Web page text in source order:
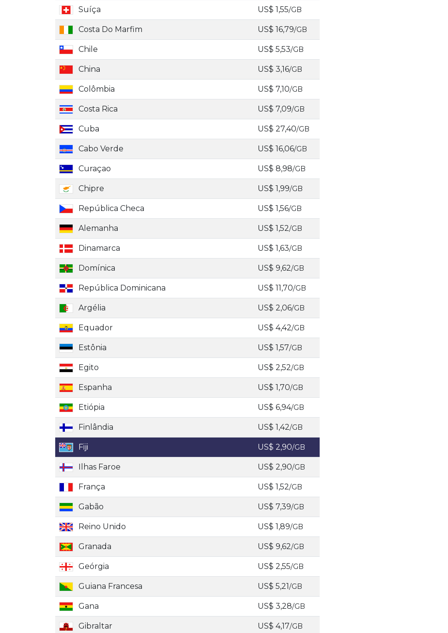
Suíça US$ 1,55/GB
Costa Do Marfim US$ 16,79/GB
Chile US$ 5,53/GB
China US$ 3,16/GB
Colômbia US$ 7,10/GB
Costa Rica US$ 7,09/GB
Cuba US$ 27,40/GB
Cabo Verde US$ 16,06/GB
Curaçao US$ 8,98/GB
Chipre US$ 1,99/GB
República Checa US$ 1,56/GB
Alemanha US$ 1,52/GB
Dinamarca US$ 1,63/GB
Domínica US$ 9,62/GB
República Dominicana US$ 11,70/GB
Argélia US$ 2,06/GB
Equador US$ 4,42/GB
Estônia US$ 1,57/GB
Egito US$ 2,52/GB
Espanha US$ 1,70/GB
Etiópia US$ 6,94/GB
Finlândia US$ 1,42/GB
Fiji US$ 2,90/GB
Ilhas Faroe US$ 2,90/GB
França US$ 1,52/GB
Gabão US$ 7,39/GB
Reino Unido US$ 1,89/GB
Granada US$ 9,62/GB
Geórgia US$ 2,55/GB
Guiana Francesa US$ 5,21/GB
Gana US$ 3,28/GB
Gibraltar US$ 4,17/GB